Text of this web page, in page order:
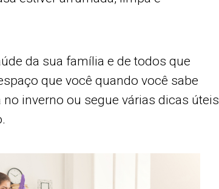
da sua família e de todos que
que você quando você sabe
inverno ou segue várias dicas úteis